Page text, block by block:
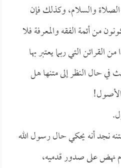
والسلام، وكذلك فإن
من أئمة الفقه والمعرفة فلا
القرائن التي ربما يعتبر بها
في حال النظر إلى متنها هل
نجد أنه يحكي حال رسول الله
نهض على صدور قدميه،